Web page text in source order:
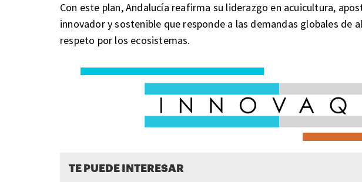
Con este plan, Andalucía reafirma su liderazgo en acuicultura,
innovador y sostenible que responde a las demandas globales de
respeto por los ecosistemas.
TE PUEDE INTERESAR